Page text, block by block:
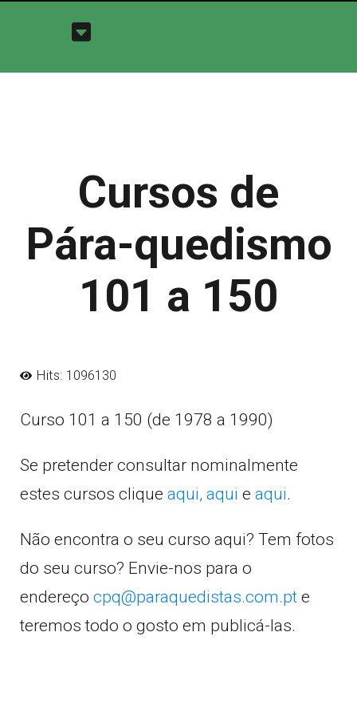
Cursos de
Pára-quedismo
101 a 150
Hits: 1096130
Curso 101 a 150 (de 1978 a 1990)
Se pretender consultar nominalmente
estes cursos clique aqui, aqui e aqui.
Não encontra o seu curso aqui? Tem fotos
do seu curso? Envie-nos para o
endereço cpq@paraquedistas.com.pt e
teremos todo o gosto em publicá-las.